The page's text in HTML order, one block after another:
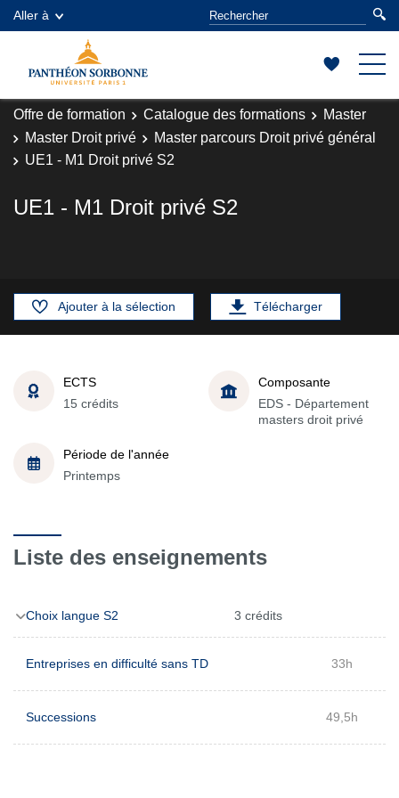
Aller à
Offre de formation Catalogue des formations
Master
Master Droit privé
Master parcours Droit privé général
UE1 - M1 Droit privé S2
UE1 - M1 Droit privé S2
Ajouter à la sélection Télécharger
ECTS
15 crédits
Composante
EDS - Département
masters droit privé
Période de l'année
Printemps
Liste des enseignements
Choix langue S2 3 crédits
Entreprises en difficulté sans TD 33h
Successions 49,5h